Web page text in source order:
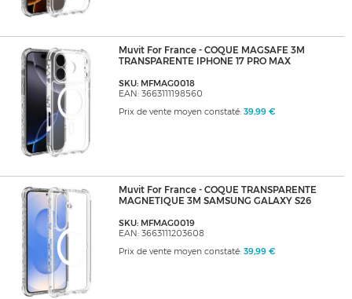
Muvit For France - COQUE MAGSAFE 3M
TRANSPARENTE IPHONE 17 PRO MAX
SKU: MFMAG0018
EAN: 3663111198560
Prix de vente moyen constaté: 39,99 €
Muvit For France - COQUE TRANSPARENTE
MAGNETIQUE 3M SAMSUNG GALAXY S26
SKU: MFMAG0019
EAN: 3663111203608
Prix de vente moyen constaté: 39,99 €